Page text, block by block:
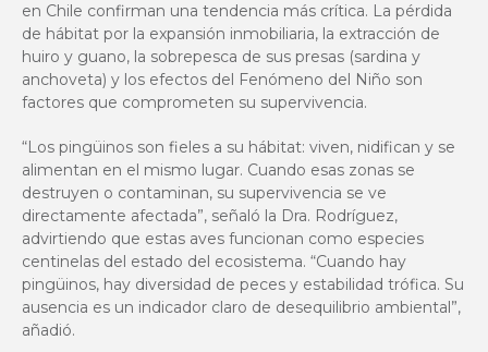
en Chile confirman una tendencia más crítica. La pérdida
de hábitat por la expansión inmobiliaria, la extracción de
huiro y guano, la sobrepesca de sus presas (sardina y
anchoveta) y los efectos del Fenómeno del Niño son
factores que comprometen su supervivencia.
“Los pingüinos son fieles a su hábitat: viven, nidifican y se
alimentan en el mismo lugar. Cuando esas zonas se
destruyen o contaminan, su supervivencia se ve
directamente afectada”, señaló la Dra. Rodríguez,
advirtiendo que estas aves funcionan como especies
centinelas del estado del ecosistema. “Cuando hay
pingüinos, hay diversidad de peces y estabilidad trófica. Su
ausencia es un indicador claro de desequilibrio ambiental”,
añadió.